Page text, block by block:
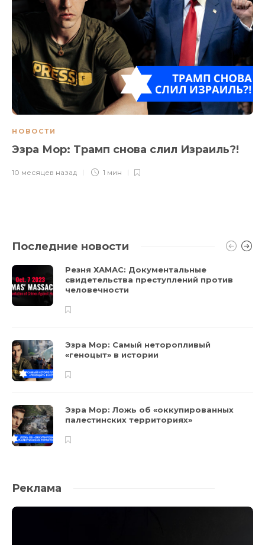
НОВОСТИ
Эзра Мор: Трамп снова слил Израиль?!
10 месяцев назад 1 мин
Последние новости
Резня ХАМАС: Документальные
свидетельства преступлений против
человечности
Эзра Мор: Самый неторопливый
«геноцыт» в истории
Эзра Мор: Ложь об «оккупированных
палестинских территориях»
Реклама